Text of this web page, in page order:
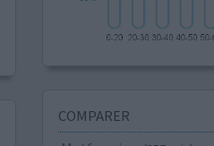
COMPARER